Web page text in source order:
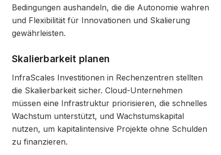
Bedingungen aushandeln, die die Autonomie wahren
und Flexibilität für Innovationen und Skalierung
gewährleisten.
Skalierbarkeit planen
InfraScales Investitionen in Rechenzentren stellten
die Skalierbarkeit sicher. Cloud-Unternehmen
müssen eine Infrastruktur priorisieren, die schnelles
Wachstum unterstützt, und Wachstumskapital
nutzen, um kapitalintensive Projekte ohne Schulden
zu finanzieren.